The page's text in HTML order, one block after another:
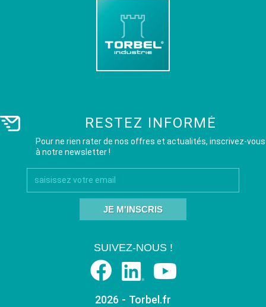
RESTEZ INFORMÉ
Pour ne rien rater de nos offres et actualités, inscrivez-vous
à notre newsletter !
JE M'INSCRIS
SUIVEZ-NOUS !
2026 - Torbel.fr